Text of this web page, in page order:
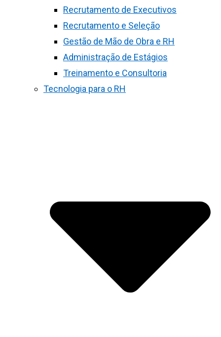
Recrutamento de Executivos
Recrutamento e Seleção
Gestão de Mão de Obra e RH
Administração de Estágios
Treinamento e Consultoria
Tecnologia para o RH